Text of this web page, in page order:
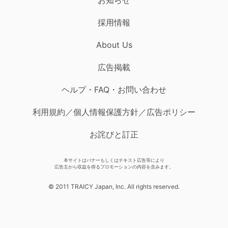
採用情報
About Us
広告掲載
ヘルプ・FAQ・お問い合わせ
利用規約／個人情報保護方針／広告ポリシー
お詫びと訂正
本サイトはバナーもしくはテキスト広告等により
広告主から収益を得るプロモーションの内容を含みます。
© 2011 TRAICY Japan, Inc. All rights reserved.